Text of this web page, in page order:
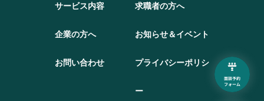
サービス内容 求職者の方へ
企業の方へ お知らせ＆イベント
お問い合わせ プライバシーポリシ
ー